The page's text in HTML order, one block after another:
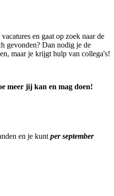
en gaat op zoek naar de
gevonden? Dan nodig je de
maar je krijgt hulp van collega's!
meer jij kan en mag doen!
en je kunt per september